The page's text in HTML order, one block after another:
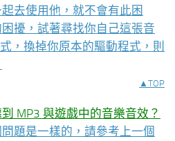
去使用他，就不會有此困
擾，試著尋找你自己這張音
，換掉你原本的驅動程式，則
▲TOP
MP3 與遊戲中的音樂音效？
題是一樣的，請參考上一個